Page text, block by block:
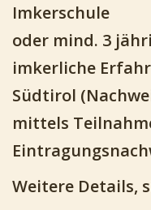
Imkerschule
oder mind. 3
imkerliche
Südtirol
mittels
Weitere Details,